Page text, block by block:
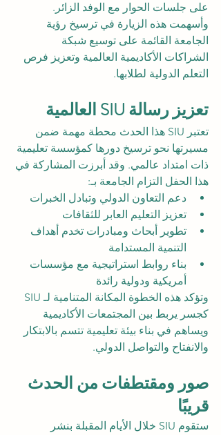
على جلسات الحوار مع الوفد الزائر.
وأسهمت هذه الزيارة في ترسيخ رؤية
الجامعة القائمة على توسيع شبكة
الشراكات الأكاديمية العالمية وتعزيز فرص
التعلم الدولية لطلابها.
تعزيز رسالة SIU العالمية
تعتبر SIU هذا الحدث محطة مهمة ضمن
مسيرتها نحو ترسيخ دورها كمؤسسة تعليمية
ذات امتداد عالمي. وقد أبرزت المشاركة في
هذا الحفل التزام الجامعة بـ:
دعم التعاون الدولي وتبادل الخبرات
تعزيز التعليم العابر للثقافات
تطوير أبحاث ومبادرات تخدم أهداف
التنمية المستدامة
بناء روابط استراتيجية مع مؤسسات
أمريكية ودولية رائدة
كجسر يربط بين المجتمعات الأكاديمية
ويساهم في بناء بيئة تعليمية تتسم بالابتكار
والانفتاح والتواصل الدولي.
صور ومقتطفات من الحدث
قريبًا
ستقوم SIU خلال الأيام المقبلة بنشر